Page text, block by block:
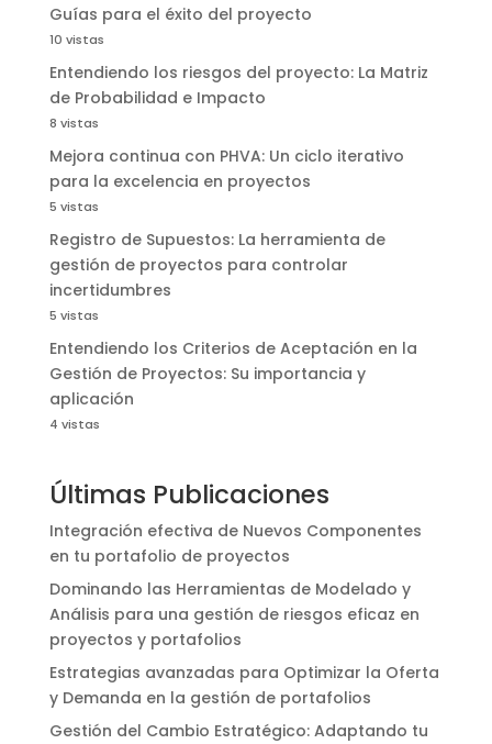
Guías para el éxito del proyecto
10 vistas
Entendiendo los riesgos del proyecto: La Matriz
de Probabilidad e Impacto
8 vistas
Mejora continua con PHVA: Un ciclo iterativo
para la excelencia en proyectos
5 vistas
Registro de Supuestos: La herramienta de
gestión de proyectos para controlar
incertidumbres
5 vistas
Entendiendo los Criterios de Aceptación en la
Gestión de Proyectos: Su importancia y
aplicación
4 vistas
Últimas Publicaciones
Integración efectiva de Nuevos Componentes
en tu portafolio de proyectos
Dominando las Herramientas de Modelado y
Análisis para una gestión de riesgos eficaz en
proyectos y portafolios
Estrategias avanzadas para Optimizar la Oferta
y Demanda en la gestión de portafolios
Gestión del Cambio Estratégico: Adaptando tu